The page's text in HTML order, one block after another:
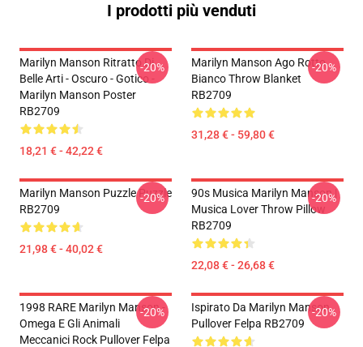
I prodotti più venduti
Marilyn Manson Ritratto Di
Belle Arti - Oscuro - Gotico -
Marilyn Manson Poster
RB2709
18,21 € - 42,22 €
-20%
Marilyn Manson Ago Rotto
Bianco Throw Blanket
RB2709
31,28 € - 59,80 €
-20%
Marilyn Manson Puzzle Puzzle
RB2709
21,98 € - 40,02 €
-20%
90s Musica Marilyn Manson |
Musica Lover Throw Pillow
RB2709
22,08 € - 26,68 €
-20%
1998 RARE Marilyn Manson -
Omega E Gli Animali
Meccanici Rock Pullover Felpa
-20%
Ispirato Da Marilyn Manson
Pullover Felpa RB2709
-20%